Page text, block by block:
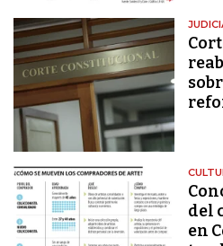
del
en